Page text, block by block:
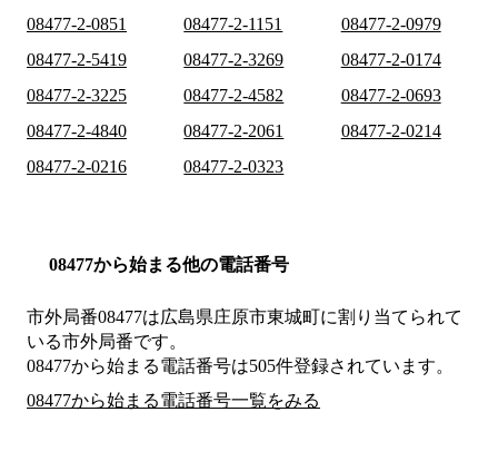
08477-2-0851
08477-2-1151
08477-2-0979
08477-2-5419
08477-2-3269
08477-2-0174
08477-2-3225
08477-2-4582
08477-2-0693
08477-2-4840
08477-2-2061
08477-2-0214
08477-2-0216
08477-2-0323
08477から始まる他の電話番号
市外局番08477は広島県庄原市東城町に割り当てられて
いる市外局番です。
08477から始まる電話番号は505件登録されています。
08477から始まる電話番号一覧をみる